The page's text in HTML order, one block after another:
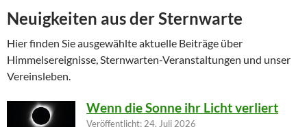
Neuigkeiten aus der Sternwarte
Hier finden Sie ausgewählte aktuelle Beiträge über
Himmelsereignisse, Sternwarten-Veranstaltungen und unser
Vereinsleben.
Wenn die Sonne ihr Licht verliert
Veröffentlicht: 24. Juli 2026